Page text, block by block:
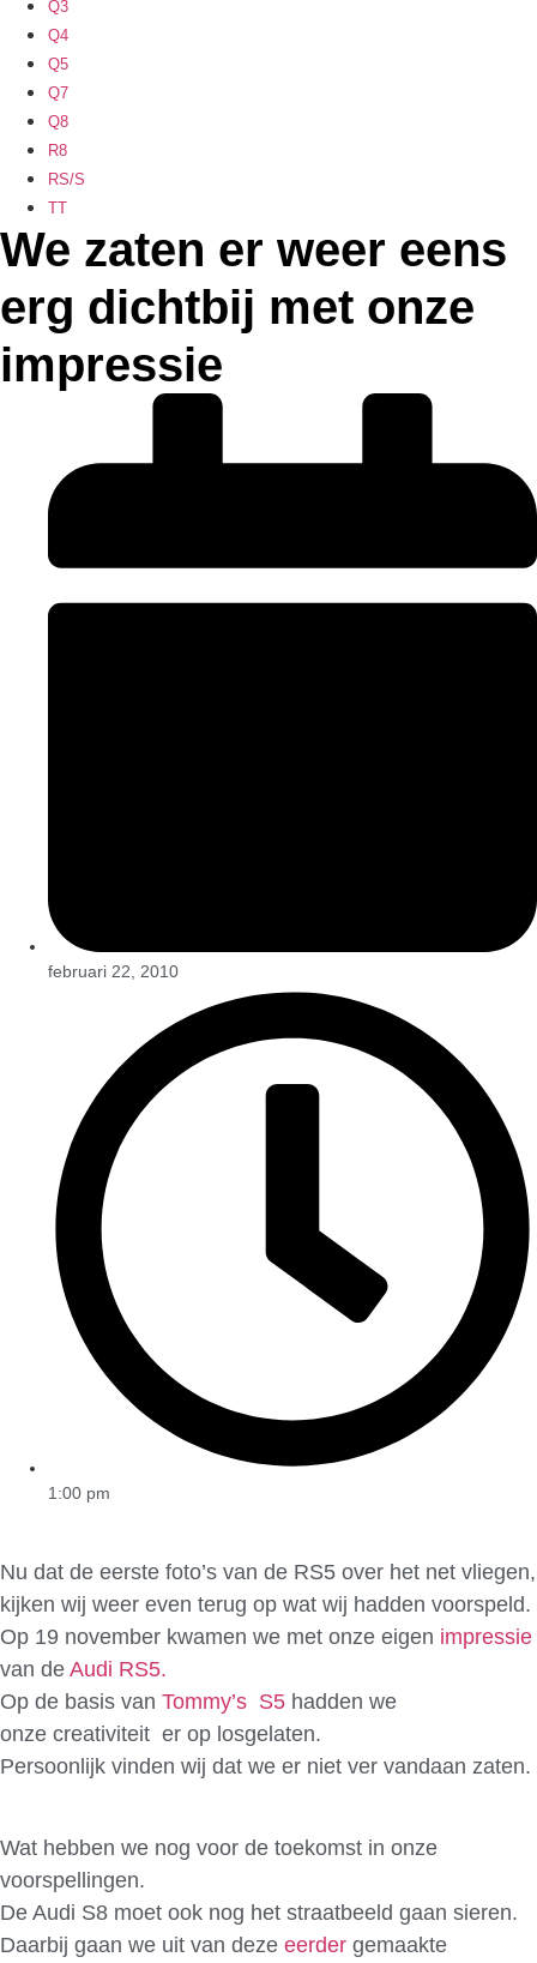
Q3
Q4
Q5
Q7
Q8
R8
RS/S
TT
We zaten er weer eens
erg dichtbij met onze
impressie
februari 22, 2010
1:00 pm
Nu dat de eerste foto’s van de RS5 over het net vliegen,
kijken wij weer even terug op wat wij hadden voorspeld.
Op 19 november kwamen we met onze eigen impressie
van de Audi RS5.
Op de basis van Tommy’s S5 hadden we
onze creativiteit er op losgelaten.
Persoonlijk vinden wij dat we er niet ver vandaan zaten.
Wat hebben we nog voor de toekomst in onze
voorspellingen.
De Audi S8 moet ook nog het straatbeeld gaan sieren.
Daarbij gaan we uit van deze eerder gemaakte